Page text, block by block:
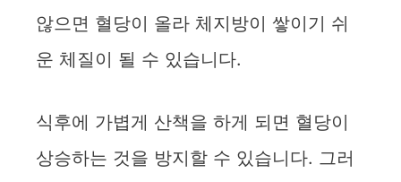
않으면 혈당이 올라 체지방이 쌓이기 쉬
운 체질이 될 수 있습니다.
식후에 가볍게 산책을 하게 되면 혈당이
상승하는 것을 방지할 수 있습니다. 그러